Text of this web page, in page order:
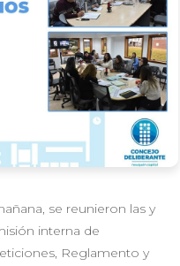
se reunieron las y
interna de
Reglamento y